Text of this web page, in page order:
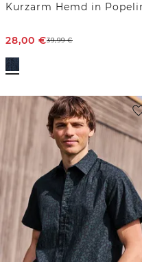
28,00 €39,99€